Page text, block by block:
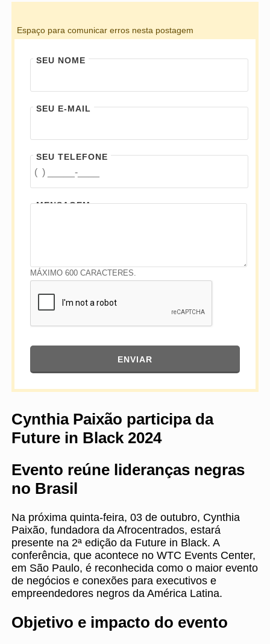
Espaço para comunicar erros nesta postagem
SEU NOME
SEU E-MAIL
SEU TELEFONE
MENSAGEM
MÁXIMO 600 CARACTERES.
ENVIAR
Cynthia Paixão participa da
Future in Black 2024
Evento reúne lideranças negras
no Brasil
Na próxima quinta-feira, 03 de outubro, Cynthia
Paixão, fundadora da Afrocentrados, estará
presente na 2ª edição da Future in Black. A
conferência, que acontece no WTC Events Center,
em São Paulo, é reconhecida como o maior evento
de negócios e conexões para executivos e
empreendedores negros da América Latina.
Objetivo e impacto do evento